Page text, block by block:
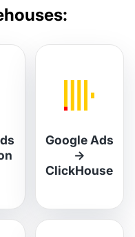
Google Ads
→
ClickHouse